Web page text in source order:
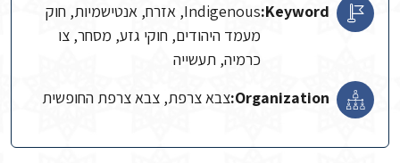
Keyword:
Indigenous, אזרח, אנטישמיות, חוק
מעמד היהודים, חוקי גזע, מסחר, צו
כרמיה, תעשייה
Organization: צבא צרפת, צבא צרפת החופשית